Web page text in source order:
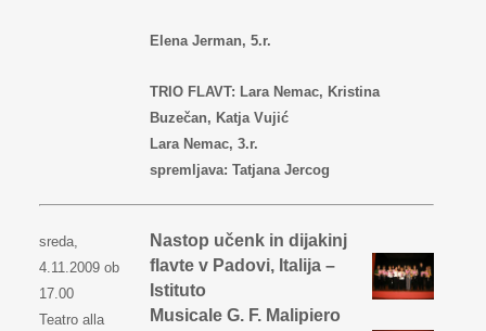
Elena Jerman, 5.r.
TRIO FLAVT: Lara Nemac, Kristina
Buzečan, Katja Vujić
Lara Nemac, 3.r.
spremljava: Tatjana Jercog
sreda,
4.11.2009 ob
17.00
Teatro alla
Nastop učenk in dijakinj
flavte v Padovi, Italija –
Istituto
Musicale G. F. Malipiero